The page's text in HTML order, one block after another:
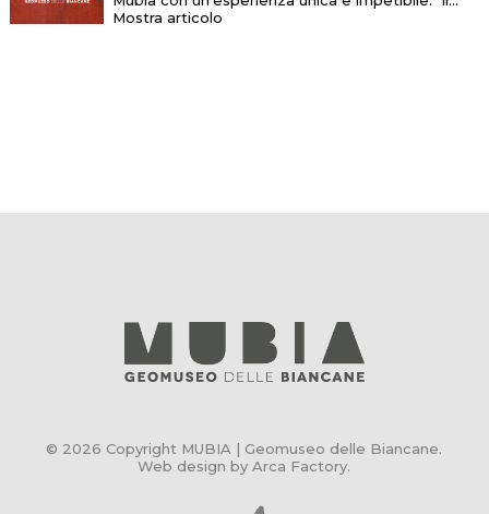
Mostra articolo
© 2026 Copyright MUBIA | Geomuseo delle Biancane.
Web design by Arca Factory.